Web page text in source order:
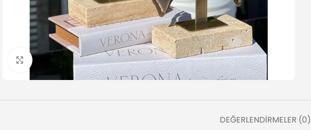
Büyütmek için tıklayın
DEĞERLENDIRMELER (0)